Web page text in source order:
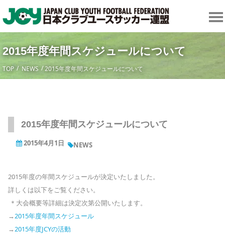
2015年度年間スケジュールについて
TOP NEWS 2015年度年間スケジュールについて
2015年度年間スケジュールについて
2015年4月1日 NEWS
2015年度の年間スケジュールが決定いたしました。
詳しくは以下をご覧ください。
＊大会概要等詳細は決定次第公開いたします。
→2015年度年間スケジュール
→2015年度JCYの活動